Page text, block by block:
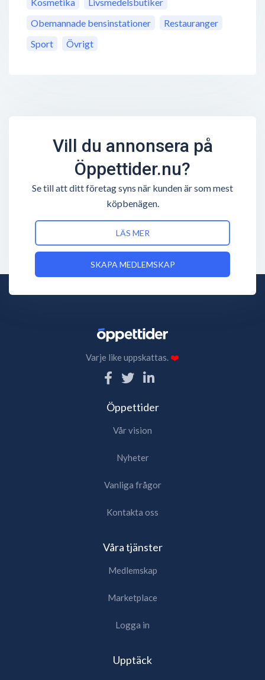
Obemannade bensinstationer
Restauranger
Sport
Övrigt
Vill du annonsera på
Öppettider.nu?
Se till att ditt företag syns när kunden är som mest
köpbenägen.
LÄS MER
SKAPA MEDLEMSKAP
Varje like uppskattas.❤️
Öppettider
Vår vision
Nyheter
Vanliga frågor
Kontakta oss
Våra tjänster
Medlemskap
Marketplace
Logga in
Upptäck